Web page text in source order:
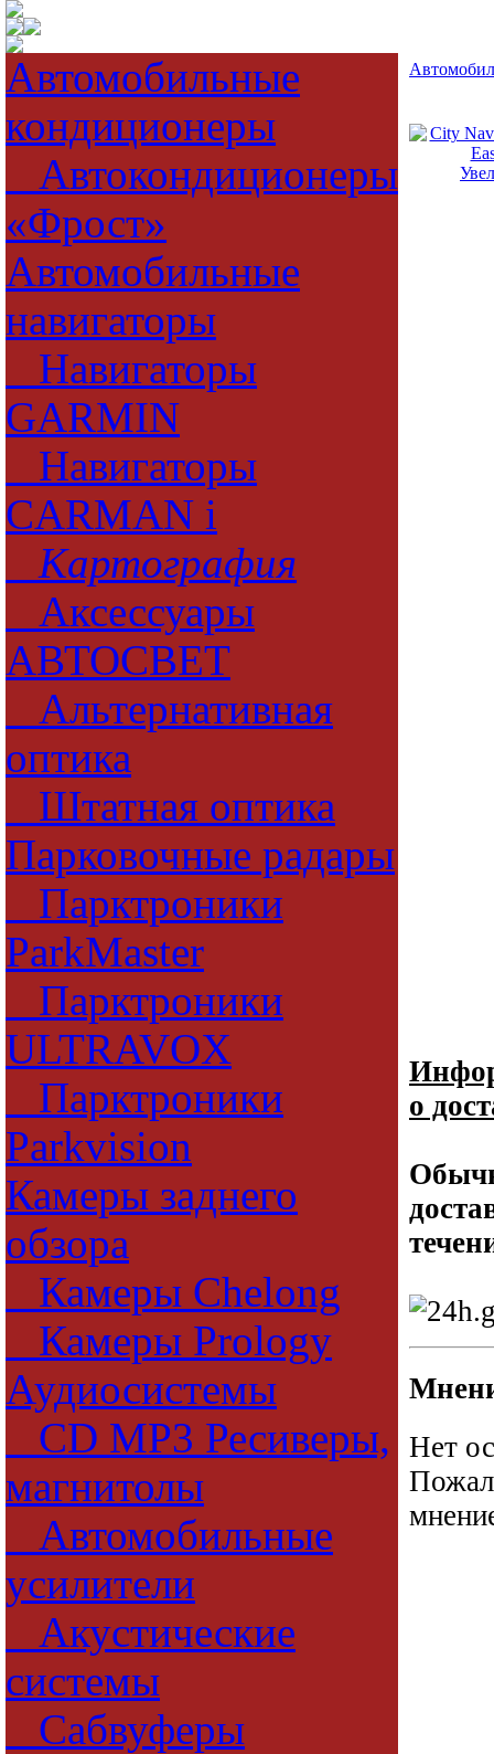
Автомобильные
кондиционеры
Автокондиционеры
«Фрост»
Автомобильные
навигаторы
Навигаторы
GARMIN
Навигаторы
CARMAN i
Картография
Аксессуары
АВТОСВЕТ
Альтернативная
оптика
Штатная оптика
Парковочные радары
Парктроники
ParkMaster
Парктроники
ULTRAVOX
Парктроники
Parkvision
Камеры заднего
обзора
Камеры Chelong
Камеры Prology
Аудиосистемы
CD MP3 Ресиверы,
магнитолы
Автомобильные
усилители
Акустические
системы
Сабвуферы
о
Нет